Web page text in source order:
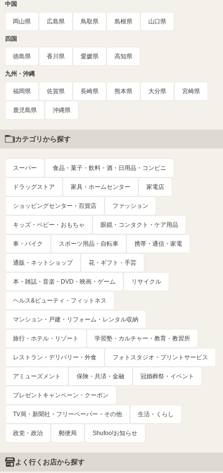
中国
岡山県 広島県 鳥取県 島根県 山口県
四国
徳島県 香川県 愛媛県 高知県
九州・沖縄
福岡県 佐賀県 長崎県 熊本県 大分県 宮崎県
鹿児島県 沖縄県
カテゴリから探す
スーパー 食品・菓子・飲料・酒・日用品・コンビニ
ドラッグストア 家具・ホームセンター 家電店
ショッピングセンター・百貨店 ファッション
キッズ・ベビー・おもちゃ 眼鏡・コンタクト・ケア用品
車・バイク スポーツ用品・自転車 携帯・通信・家電
通販・ネットショップ 花・ギフト・手芸
本・雑誌・音楽・DVD・映画・ゲーム リサイクル
ヘルス&ビューティ・フィットネス
マンション・戸建・リフォーム・レンタル収納
旅行・ホテル・リゾート 学習塾・カルチャー・教育・教習所
レストラン・デリバリー・外食 フォトスタジオ・プリントサービス
アミューズメント 保険・共済・金融 冠婚葬祭・イベント
プレゼントキャンペーン・クーポン
TV局・新聞社・フリーペーパー・その他 生活・くらし
政党・政治 郵便局 Shufoo!お知らせ
よく行くお店から探す